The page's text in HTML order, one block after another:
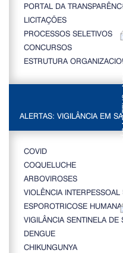
PORTAL DA
LICITAÇÕES
PROCESSOS SELETIVOS
CONCURSOS
ESTRUTURA
ALERTAS: VIGILÂNCIA EM
COVID
COQUELUCHE
ARBOVIROSES
VIOLÊNCIA
ESPOROTRICOSE HUMANA
VIGILÂNCIA SENTINELA DE
DENGUE
CHIKUNGUNYA